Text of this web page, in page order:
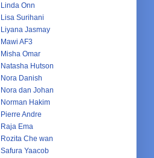
Linda Onn
Lisa Surihani
Liyana Jasmay
Mawi AF3
Misha Omar
Natasha Hutson
Nora Danish
Nora dan Johan
Norman Hakim
Pierre Andre
Raja Ema
Rozita Che wan
Safura Yaacob